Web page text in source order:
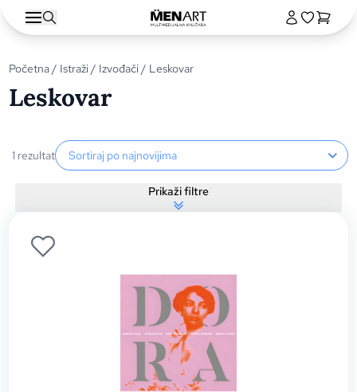
Početna/ Istraži/ Izvođači/ Leskovar
Leskovar
1 rezultatSortiranje proizvoda
Prikaži filtre